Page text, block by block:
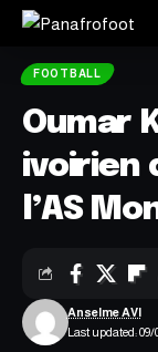
FOOTBALL
Oumar
ivoirien
l’AS
Last updated: 09/
Anselme AVI